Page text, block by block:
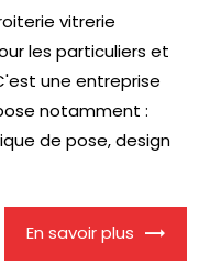
vitrerie
les particuliers et
une entreprise
notamment :
de pose, design
En savoir plus